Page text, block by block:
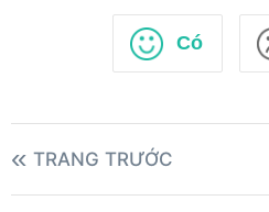
Có
TRANG TRƯỚC